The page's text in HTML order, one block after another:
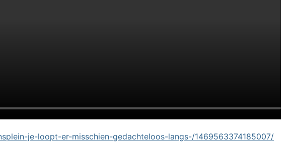
je-loopt-er-misschien-gedachteloos-langs-/1469563374185007/